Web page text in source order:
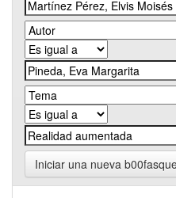
Iniciar una nueva